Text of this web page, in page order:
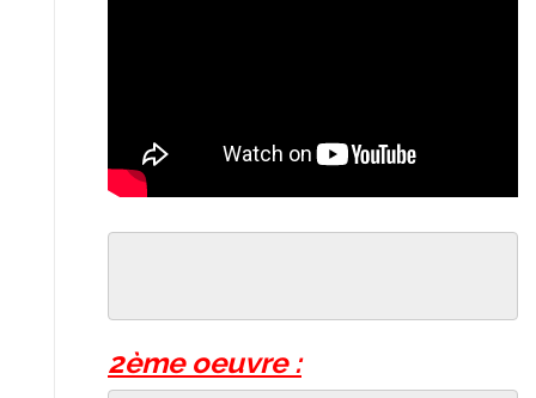
2ème oeuvre :